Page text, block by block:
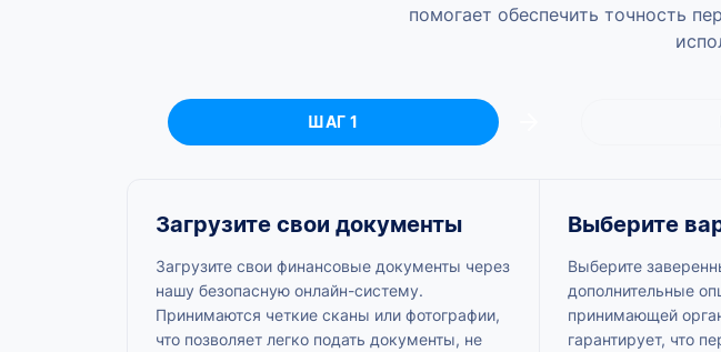
помогает обеспечить точность
ШАГ 1
Загрузите свои документы
Загрузите свои финансовые документы через
нашу безопасную онлайн-систему.
Принимаются четкие сканы или фотографии,
что позволяет легко подать документы, не
Выберите
Выберите
дополнительные
принимающей
гарантирует, что